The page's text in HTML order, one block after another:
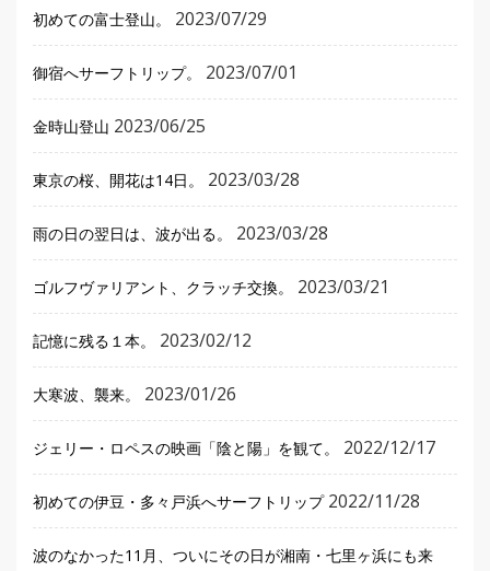
初めての富士登山。 2023/07/29
御宿へサーフトリップ。 2023/07/01
金時山登山 2023/06/25
東京の桜、開花は14日。 2023/03/28
雨の日の翌日は、波が出る。 2023/03/28
ゴルフヴァリアント、クラッチ交換。 2023/03/21
記憶に残る１本。 2023/02/12
大寒波、襲来。 2023/01/26
ジェリー・ロペスの映画「陰と陽」を観て。 2022/12/17
初めての伊豆・多々戸浜へサーフトリップ 2022/11/28
波のなかった11月、ついにその日が湘南・七里ヶ浜にも来